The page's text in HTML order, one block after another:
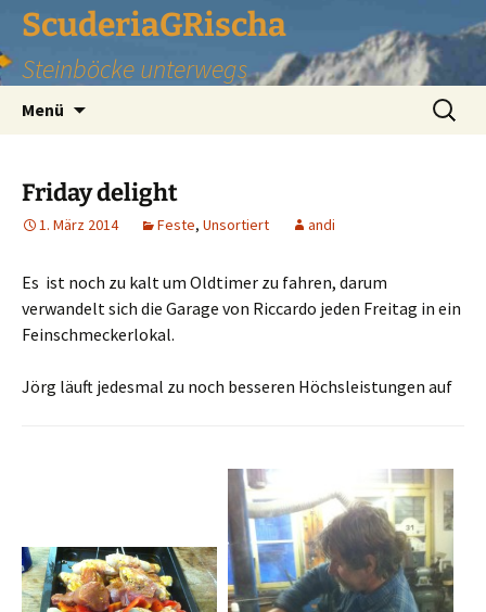
Zum
Inhalt
springen
ScuderiaGRischa
Steinböcke unterwegs
Menü
Suchen
nach:
Friday delight
1. März 2014 Feste, Unsortiert andi
Es ist noch zu kalt um Oldtimer zu fahren, darum
verwandelt sich die Garage von Riccardo jeden Freitag in ein
Feinschmeckerlokal.
Jörg läuft jedesmal zu noch besseren Höchsleistungen auf